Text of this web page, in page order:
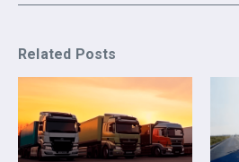
Related Posts